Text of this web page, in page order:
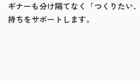
ギナーも分け隔てなく「つくりたい
持ちをサポートします。